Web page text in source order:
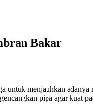
Bakar
untuk menjauhkan
pipa agar kuat